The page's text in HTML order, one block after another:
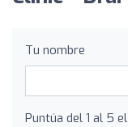
Tu nombre
Puntúa del 1 al 5